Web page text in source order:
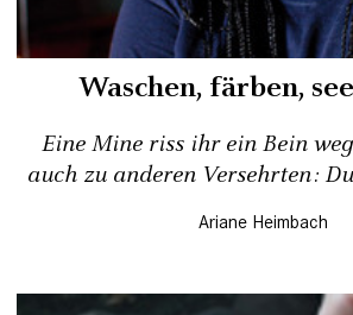
Waschen, färben,
Eine Mine riss ihr ein Bein
auch zu anderen Versehrten:
Ariane Heimbach